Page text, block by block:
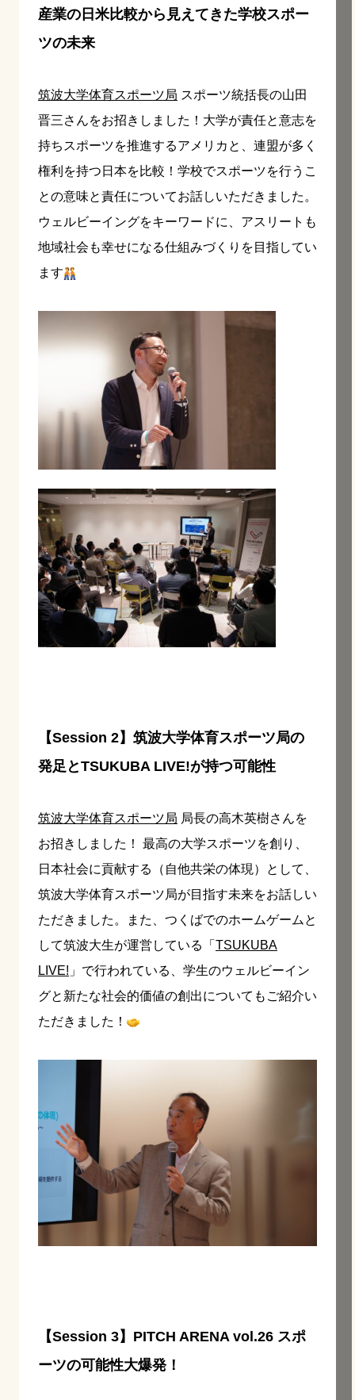
産業の日米比較から見えてきた学校スポー
ツの未来
筑波大学体育スポーツ局 スポーツ統括長の山田
晋三さんをお招きしました！大学が責任と意志を
持ちスポーツを推進するアメリカと、連盟が多く
権利を持つ日本を比較！学校でスポーツを行うこ
との意味と責任についてお話しいただきました。
ウェルビーイングをキーワードに、アスリートも
地域社会も幸せになる仕組みづくりを目指してい
ます
【Session 2】筑波大学体育スポーツ局の
発足とTSUKUBA LIVE!が持つ可能性
筑波大学体育スポーツ局 局長の高木英樹さんを
お招きしました！ 最高の大学スポーツを創り、
日本社会に貢献する（自他共栄の体現）として、
筑波大学体育スポーツ局が目指す未来をお話しい
ただきました。また、つくばでのホームゲームと
して筑波大生が運営している「 TSUKUBA
LIVE! 」で行われている、学生のウェルビーイン
グと新たな社会的価値の創出についてもご紹介い
ただきました！
【Session 3】PITCH ARENA vol.26 スポ
ーツの可能性大爆発！